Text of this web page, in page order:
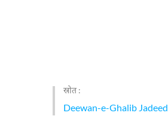
स्रोत :
Deewan-e-Ghalib Jadeed